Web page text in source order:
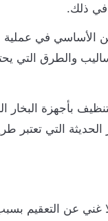
ذلك.
في عملية
والطرق التي يحتاج
بأجهزة البخار
التي تعتبر
عن التعقيم بسبب